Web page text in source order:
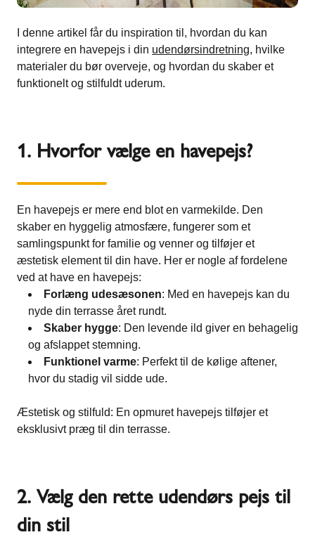
I denne artikel får du inspiration til, hvordan du kan
integrere en havepejs i din udendørsindretning, hvilke
materialer du bør overveje, og hvordan du skaber et
funktionelt og stilfuldt uderum.
1. Hvorfor vælge en havepejs?
En havepejs er mere end blot en varmekilde. Den
skaber en hyggelig atmosfære, fungerer som et
samlingspunkt for familie og venner og tilføjer et
æstetisk element til din have. Her er nogle af fordelene
ved at have en havepejs:
Forlæng udesæsonen: Med en havepejs kan du
nyde din terrasse året rundt.
Skaber hygge: Den levende ild giver en behagelig
og afslappet stemning.
Funktionel varme: Perfekt til de kølige aftener,
hvor du stadig vil sidde ude.
Æstetisk og stilfuld: En opmuret havepejs tilføjer et
eksklusivt præg til din terrasse.
2. Vælg den rette udendørs pejs til
din stil